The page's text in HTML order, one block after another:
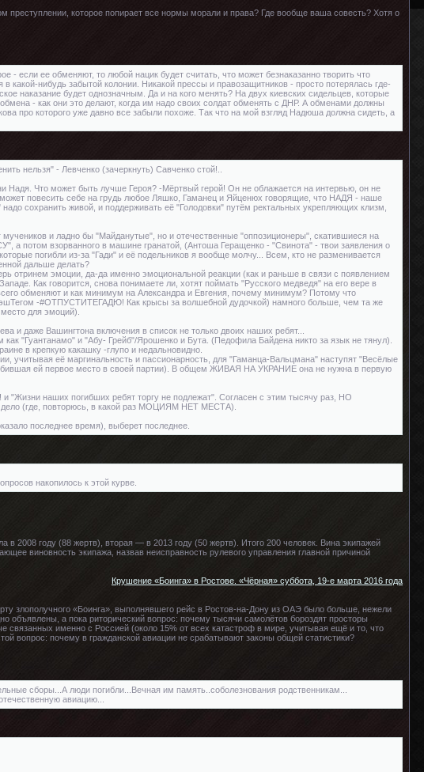
преступлении, которое попирает все нормы морали и права? Где вообще ваша совесть? Хотя о
- если ее обменяют, то любой нацик будет считать, что может безнаказанно творить что
нибудь забытой колонии. Никакой прессы и правозащитников - просто потерялась где-
наказание будет однозначным. Да и на кого менять? На двух киевских сидельцев, которые
- как они это делают, когда им надо своих солдат обменять с ДНР. А обменами должны
про которого уже давно все забыли похоже. Так что на мой взгляд Надюша должна сидеть, а
нельзя" - Левченко (зачеркнуть) Савченко стой!..
Что может быть лучше Героя? -Мёртвый герой! Он не облажается на интервью, он не
повесить себе на грудь любое Ляшко, Гаманец и Яйценюх говорящие, что НАДЯ - наше
сохранить живой, и поддерживать её "Голодовки" путём ректальных укрепляющих клизм,
и ладно бы "Майданутые", но и отечественные "оппозиционеры", скатившиеся на
а потом взорванного в машине гранатой, (Антоша Геращенко - "Свинота" - твои заявления о
погибли из-за "Гади" и её подельников я вообще молчу... Всем, кто не разменивается
дальше делать?
эмоции, да-да именно эмоциональной реакции (как и раньше в связи с появлением
Как говорится, снова понимаете ли, хотят поймать "Русского медведя" на его вере в
обменяют и как минимум на Александра и Евгения, почему минимум? Потому что
-#ОТПУСТИТЕГАДЮ! Как крысы за волшебной дудочкой) намного больше, чем та же
для эмоций).
и даже Вашингтона включения в список не только двоих наших ребят...
"Гуантанамо" и "Абу- Грейб"/Ярошенко и Бута. (Педофила Байдена никто за язык не тянул).
в крепкую какашку -глупо и недальновидно.
её маргинальность и пассионарность, для "Гаманца-Вальцмана" наступят "Весёлые
ей первое место в своей партии). В общем ЖИВАЯ НА УКРАНИЕ она не нужна в первую
"Жизни наших погибших ребят торгу не подлежат". Согласен с этим тысячу раз, НО
дело (где, повторюсь, в какой раз МОЦИЯМ НЕТ МЕСТА).
последнее время), выберет последнее.
накопилось к этой курве.
2008 году (88 жертв), вторая — в 2013 году (50 жертв). Итого 200 человек. Вина экипажей
виновность экипажа, назвав неисправность рулевого управления главной причиной
Крушение «Боинга» в Ростове. «Чёрная» суббота, 19-е марта 2016 года
злополучного «Боинга», выполнявшего рейс в Ростов-на-Дону из ОАЭ было больше, нежели
объявлены, а пока риторический вопрос: почему тысячи самолётов бороздят просторы
связанных именно с Россией (около 15% от всех катастроф в мире, учитывая ещё и то, что
вопрос: почему в гражданской авиации не срабатывают законы общей статистики?
сборы...А люди погибли...Вечная им память..соболезнования родственникам...
авиацию...